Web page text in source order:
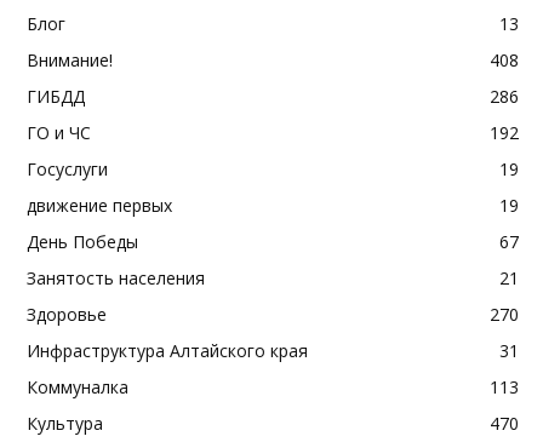
Блог
13
Внимание!
408
ГИБДД
286
ГО и ЧС
192
Госуслуги
19
движение первых
19
День Победы
67
Занятость населения
21
Здоровье
270
Инфраструктура Алтайского края
31
Коммуналка
113
Культура
470